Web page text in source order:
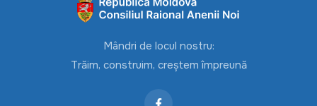
Mândri de locul nostru:
Trăim, construim, creștem împreună